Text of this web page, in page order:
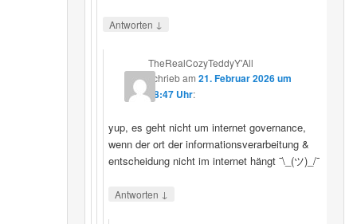
Antworten ↓
TheRealCozyTeddyY'All
schriebam21. Februar 2026 um
18:47 Uhr:
yup, es geht nicht um internet governance,
wenn der ort der informationsverarbeitung &
entscheidung nicht im internet hängt ¯\_(ツ)_/¯
Antworten ↓